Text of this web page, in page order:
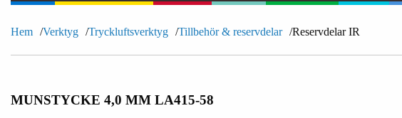
Hem Verktyg Tryckluftsverktyg Tillbehör & reservdelar Reservdelar IR
MUNSTYCKE 4,0 MM LA415-58